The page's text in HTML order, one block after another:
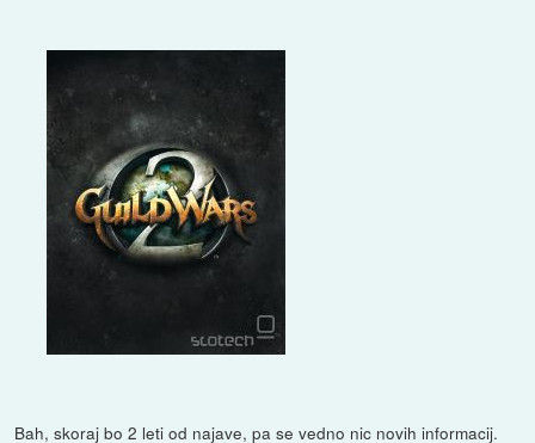
Bah, skoraj bo 2 leti od najave, pa se vedno nic novih informacij.